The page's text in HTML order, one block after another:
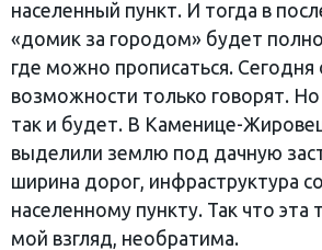
населенный пункт. И тогда в
«домик за городом» будет
где можно прописаться. Сегодня
возможности только говорят.
так и будет. В Каменице-
выделили землю под дачную
ширина дорог, инфраструктура
населенному пункту. Так что эта
мой взгляд, необратима.